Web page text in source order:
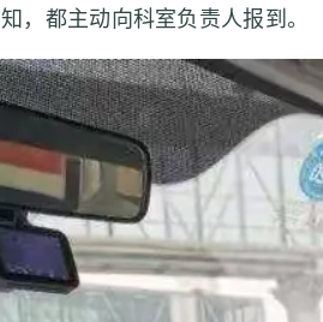
知，都主动向科室负责人报到。